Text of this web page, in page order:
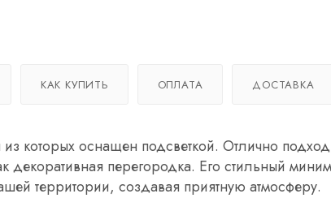
КАК КУПИТЬ ОПЛАТА ДОСТАВКА
которых оснащен подсветкой. Отлично
декоративная перегородка. Его стильный
территории, создавая приятную атмосферу.